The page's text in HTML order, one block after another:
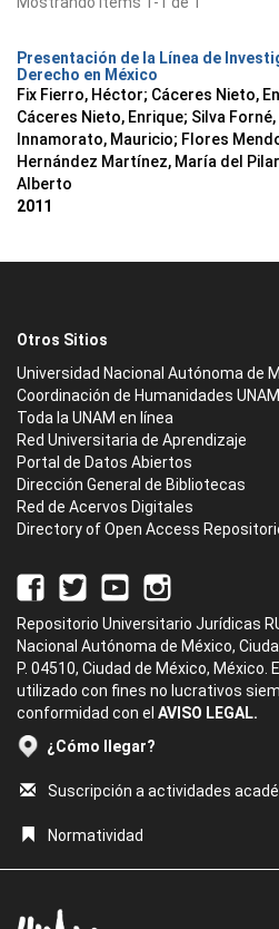
Presentación de la Línea de
Derecho en México
Fix Fierro, Héctor; Cáceres Nieto,
Cáceres Nieto, Enrique; Silva
Innamorato, Mauricio; Flores
Hernández Martínez, María del Pilar
Alberto
2011
Otros Sitios
Universidad Nacional Autónoma de
Coordinación de Humanidades UNAM
Toda la UNAM en línea
Red Universitaria de Aprendizaje
Portal de Datos Abiertos
Dirección General de Bibliotecas
Red de Acervos Digitales
Directory of Open Access
Repositorio Universitario Jurídicas
Nacional Autónoma de México,
P. 04510, Ciudad de México,
utilizado con fines no lucrativos
conformidad con el AVISO LEGAL.
¿Cómo llegar?
Suscripción a actividades
Normatividad